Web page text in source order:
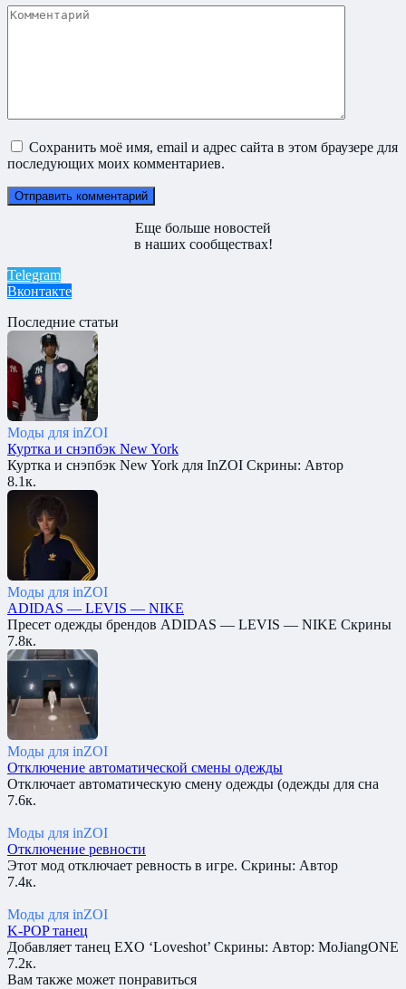
Комментарий
Сохранить моё имя, email и адрес сайта в этом браузере для
последующих моих комментариев.
Еще больше новостей
в наших сообществах!
Telegram
Вконтакте
Последние статьи
Моды для inZOI
Куртка и снэпбэк New York
Куртка и снэпбэк New York для InZOI Скрины: Автор
8.1к.
Моды для inZOI
ADIDAS — LEVIS — NIKE
Пресет одежды брендов ADIDAS — LEVIS — NIKE Скрины
7.8к.
Моды для inZOI
Отключение автоматической смены одежды
Отключает автоматическую смену одежды (одежды для сна
7.6к.
Моды для inZOI
Отключение ревности
Этот мод отключает ревность в игре. Скрины: Автор
7.4к.
Моды для inZOI
K-POP танец
Добавляет танец EXO ‘Loveshot’ Скрины: Автор: MoJiangONE
7.2к.
Вам также может понравиться